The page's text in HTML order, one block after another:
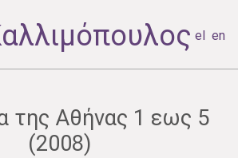
el en
της Αθήνας 1 εως 5
(2008)